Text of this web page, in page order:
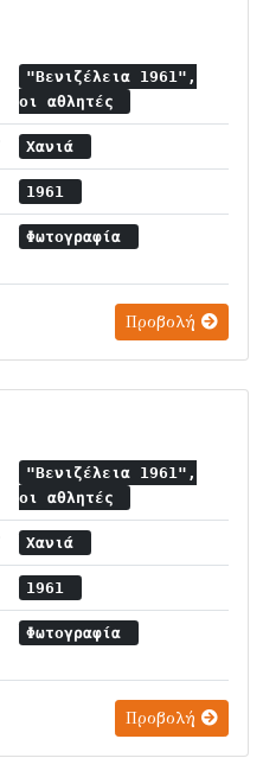
"Βενιζέλεια 1961",
οι αθλητές
Χανιά
1961
Φωτογραφία
Προβολή
"Βενιζέλεια 1961",
οι αθλητές
Χανιά
1961
Φωτογραφία
Προβολή